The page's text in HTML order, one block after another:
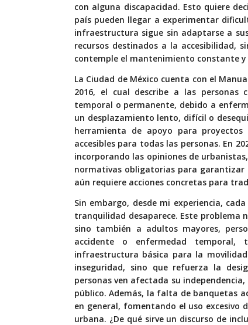
con alguna discapacidad. Esto quiere
país pueden llegar a experimentar
infraestructura sigue sin adaptarse a
recursos destinados a la accesibilidad,
contemple el mantenimiento constante y
La Ciudad de México cuenta con el
2016, el cual describe a las
temporal o permanente, debido a
un desplazamiento lento, difícil o
herramienta de apoyo para proyectos
accesibles para todas las personas. En
incorporando las opiniones de
normativas obligatorias para garantizar
aún requiere acciones concretas para
Sin embargo, desde mi experiencia,
tranquilidad desaparece. Este problema
sino también a adultos mayores,
accidente o enfermedad temporal,
infraestructura básica para la
inseguridad, sino que refuerza la
personas ven afectada su
público. Además, la falta de banquetas
en general, fomentando el uso excesivo
urbana. ¿De qué sirve un discurso de